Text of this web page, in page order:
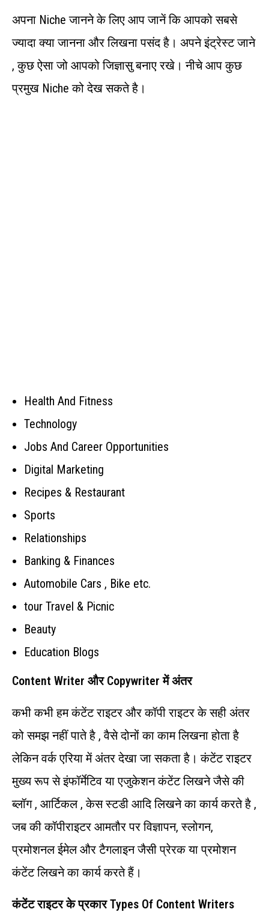
अपना Niche जानने के लिए आप जानें कि आपको सबसे
ज्यादा क्या जानना और लिखना पसंद है। अपने इंट्रेस्ट जाने
, कुछ ऐसा जो आपको जिज्ञासु बनाए रखे। नीचे आप कुछ
प्रमुख Niche को देख सकते है।
Health And Fitness
Technology
Jobs And Career Opportunities
Digital Marketing
Recipes & Restaurant
Sports
Relationships
Banking & Finances
Automobile Cars , Bike etc.
tour Travel & Picnic
Beauty
Education Blogs
Content Writer और Copywriter में अंतर
कभी कभी हम कंटेंट राइटर और कॉपी राइटर के सही अंतर
को समझ नहीं पाते है , वैसे दोनों का काम लिखना होता है
लेकिन वर्क एरिया में अंतर देखा जा सकता है। कंटेंट राइटर
मुख्य रूप से इंफॉर्मेटिव या एजुकेशन कंटेंट लिखने जैसे की
ब्लॉग , आर्टिकल , केस स्टडी आदि लिखने का कार्य करते है ,
जब की कॉपीराइटर आमतौर पर विज्ञापन, स्लोगन,
प्रमोशनल ईमेल और टैगलाइन जैसी प्रेरक या प्रमोशन
कंटेंट लिखने का कार्य करते हैं।
कंटेंट राइटर के प्रकार Types Of Content Writers